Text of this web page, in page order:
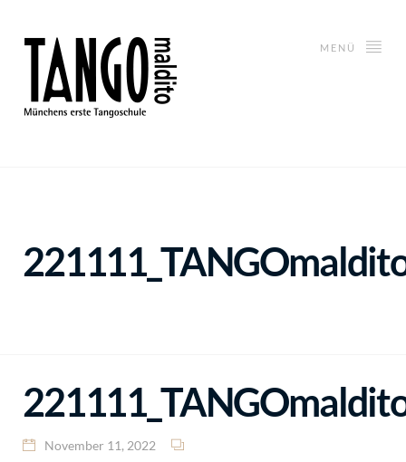
MENÜ
November 11, 2022